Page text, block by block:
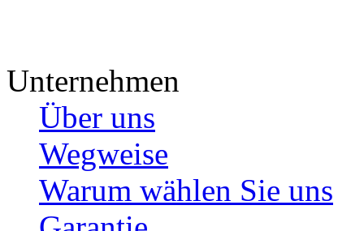
Unternehmen
Über uns
Wegweise
Warum wählen Sie uns